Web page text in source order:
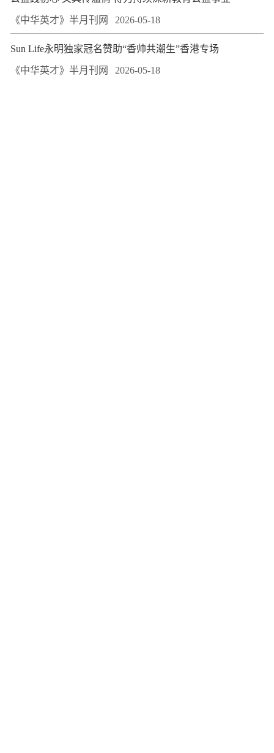
《中华英才》半月刊网 2026-05-18
Sun Life永明独家冠名赞助“香帅共潮生”香港专场
《中华英才》半月刊网 2026-05-18